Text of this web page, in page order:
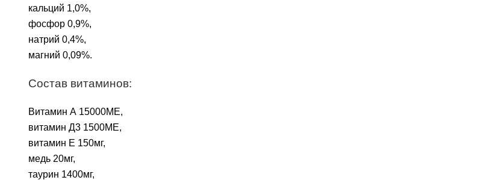
кальций 1,0%,
фосфор 0,9%,
натрий 0,4%,
магний 0,09%.
Состав витаминов:
Витамин А 15000МЕ,
витамин Д3 1500МЕ,
витамин Е 150мг,
медь 20мг,
таурин 1400мг,